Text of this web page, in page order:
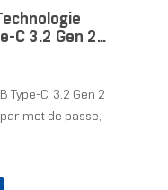
C 3.2 Gen 2
Type-C, 3.2 Gen 2
mot de passe,